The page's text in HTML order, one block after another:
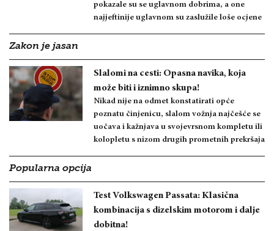
pokazale su se uglavnom dobrima, a one
najjeftinije uglavnom su zaslužile loše ocjene
Zakon je jasan
Slalomi na cesti: Opasna navika, koja
može biti i iznimno skupa!
Nikad nije na odmet konstatirati opće
poznatu činjenicu, slalom vožnja najčešće se
uočava i kažnjava u svojevrsnom kompletu ili
kolopletu s nizom drugih prometnih prekršaja
Popularna opcija
Test Volkswagen Passata: Klasična
kombinacija s dizelskim motorom i dalje
dobitna!